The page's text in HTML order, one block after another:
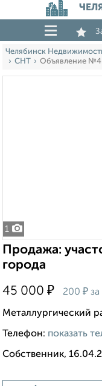
Челябинск
СНТ
Объявление №4
1
Продажа:
города
45 000 ₽ 200 ₽
Металлургический
Телефон: показать
Собственник,